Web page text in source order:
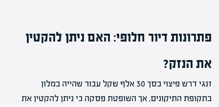
פתרונות דיור חלופי: האם ניתן להקטין
את הנזק?
זנגי דרש פיצוי בסך 30 אלף שקל עבור שהייה במלון
בתקופת התיקונים, אך השופטת פסקה כי ניתן להקטין את